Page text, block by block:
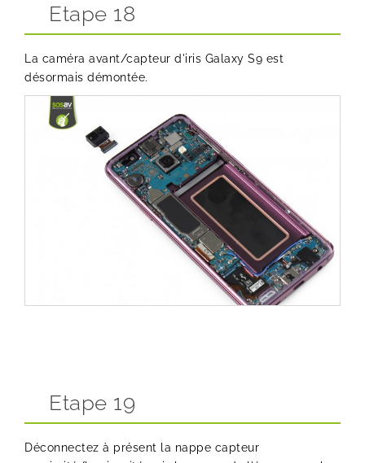
Etape 18
La caméra avant/capteur d'iris Galaxy S9 est
désormais démontée.
Etape 19
Déconnectez à présent la nappe capteur